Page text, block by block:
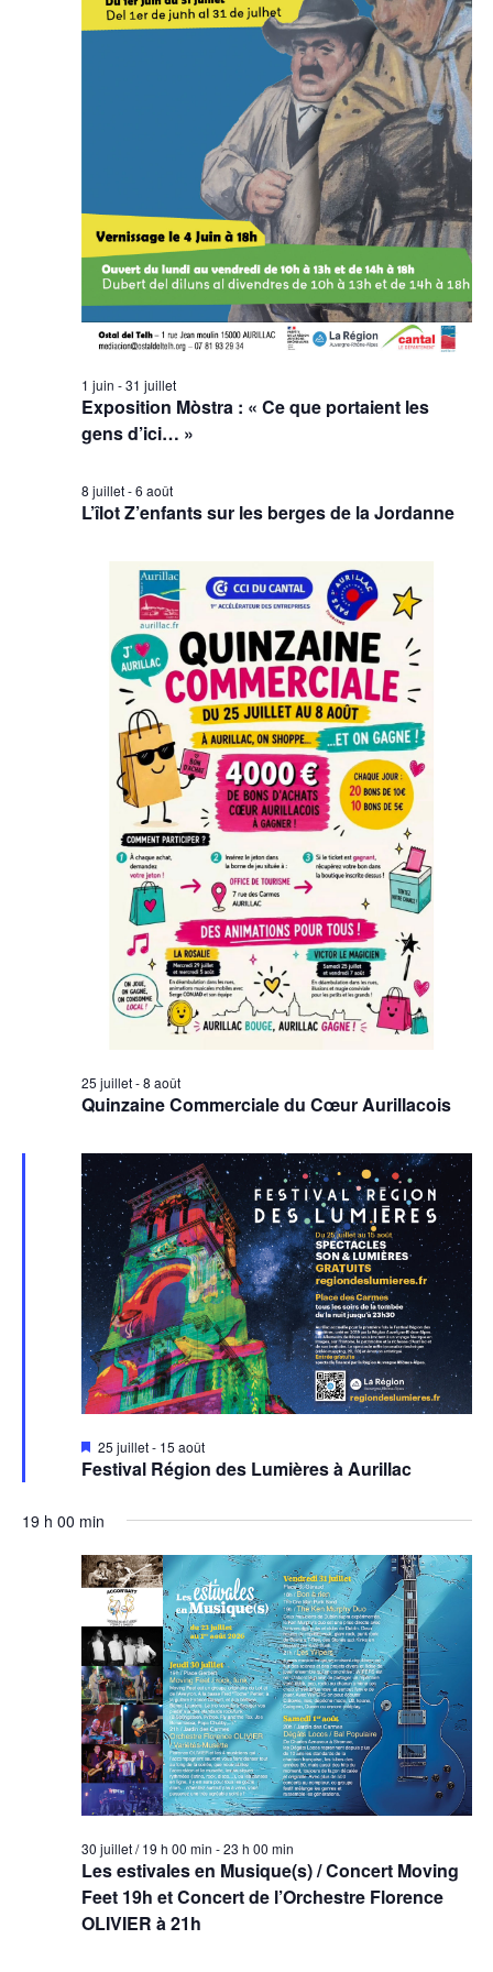
Exposition Mòstra : « Ce que portaient les
gens d’ici… »
1 juin -31 juillet
L’îlot Z’enfants sur les berges de la Jordanne
8 juillet-6 août
Quinzaine Commerciale du Cœur Aurillacois
25 juillet-8 août
Festival Région des Lumières à Aurillac
Mis
en
avant
25 juillet- 15 août
19 h 00 min
Les estivales en Musique(s) / Concert Moving
Feet 19h et Concert de l’Orchestre Florence
OLIVIER à 21h
30 juillet / 19 h 00 min -23 h 00 min